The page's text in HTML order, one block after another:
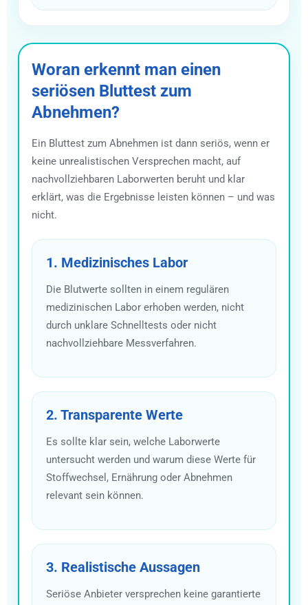
Woran erkennt man einen
seriösen Bluttest zum
Abnehmen?
Ein Bluttest zum Abnehmen ist dann seriös, wenn er
keine unrealistischen Versprechen macht, auf
nachvollziehbaren Laborwerten beruht und klar
erklärt, was die Ergebnisse leisten können – und was
nicht.
1. Medizinisches Labor
Die Blutwerte sollten in einem regulären
medizinischen Labor erhoben werden, nicht
durch unklare Schnelltests oder nicht
nachvollziehbare Messverfahren.
2. Transparente Werte
Es sollte klar sein, welche Laborwerte
untersucht werden und warum diese Werte für
Stoffwechsel, Ernährung oder Abnehmen
relevant sein können.
3. Realistische Aussagen
Seriöse Anbieter versprechen keine garantierte